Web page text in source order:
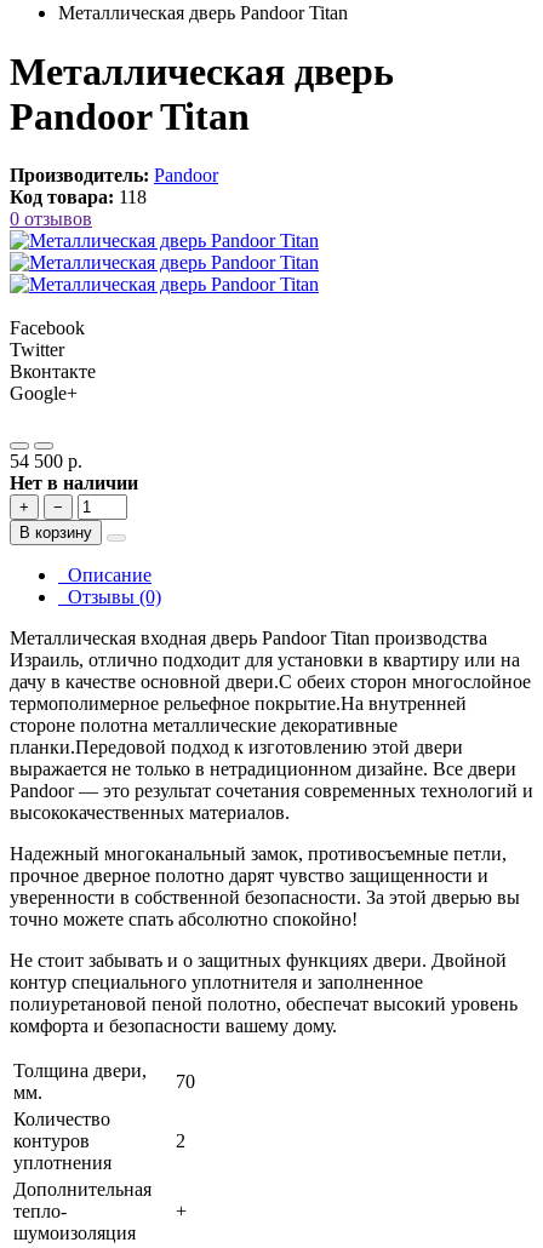
Металлическая дверь Pandoor Titan
Металлическая дверь
Pandoor Titan
Производитель: Pandoor
Код товара: 118
0 отзывов
Facebook
Twitter
Вконтакте
Google+
54 500 р.
Нет в наличии
+
−
В корзину
Описание
Отзывы (0)
Металлическая входная дверь Pandoor Titan производства
Израиль, отлично подходит для установки в квартиру или на
дачу в качестве основной двери.С обеих сторон многослойное
термополимерное рельефное покрытие.На внутренней
стороне полотна металлические декоративные
планки.Передовой подход к изготовлению этой двери
выражается не только в нетрадиционном дизайне. Все двери
Pandoor — это результат сочетания современных технологий и
высококачественных материалов.
Надежный многоканальный замок, противосъемные петли,
прочное дверное полотно дарят чувство защищенности и
уверенности в собственной безопасности. За этой дверью вы
точно можете спать абсолютно спокойно!
Не стоит забывать и о защитных функциях двери. Двойной
контур специального уплотнителя и заполненное
полиуретановой пеной полотно, обеспечат высокий уровень
комфорта и безопасности вашему дому.
Толщина двери,
мм.
70
Количество
контуров
уплотнения
2
Дополнительная
тепло-
шумоизоляция
+